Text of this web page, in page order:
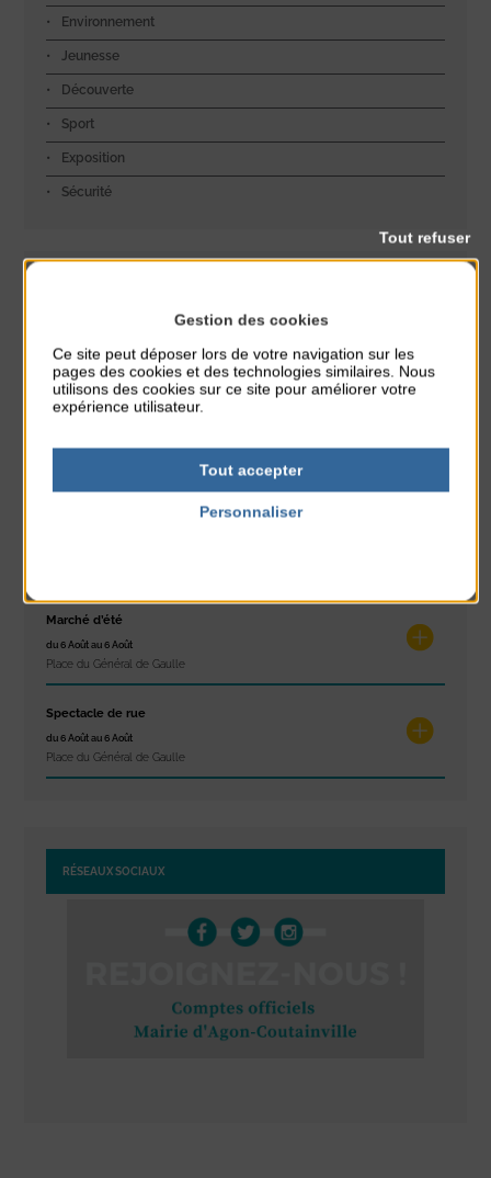
Environnement
Jeunesse
Découverte
Sport
Exposition
Sécurité
du 3 Août au 7 Août
Plage du passous
Marché d’été
du 6 Août au 6 Août
Place du Général de Gaulle
Spectacle de rue
du 6 Août au 6 Août
Place du Général de Gaulle
RÉSEAUX SOCIAUX
Gestion des cookies
Ce site peut déposer lors de votre navigation sur les
pages des cookies et des technologies similaires. Nous
utilisons des cookies sur ce site pour améliorer votre
expérience utilisateur.
Tout accepter
Tout refuser
Personnaliser